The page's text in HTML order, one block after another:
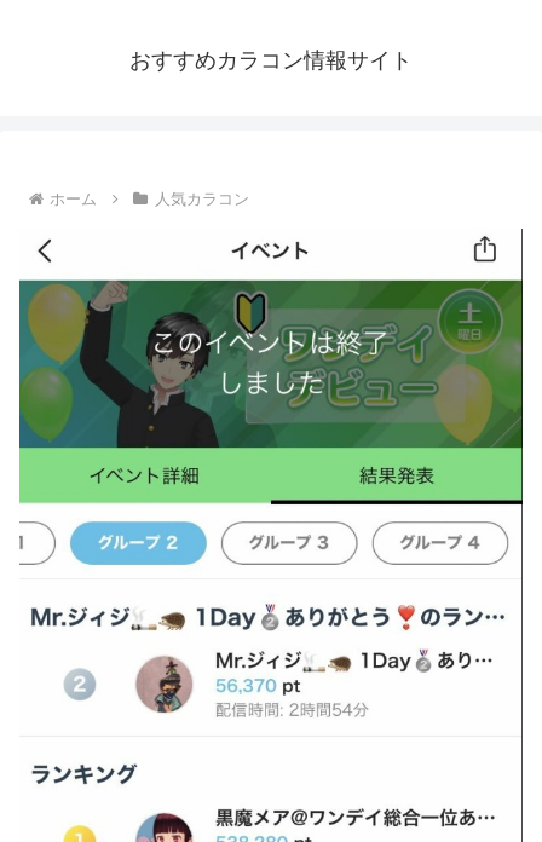
おすすめカラコン情報サイト
ホーム 人気カラコン